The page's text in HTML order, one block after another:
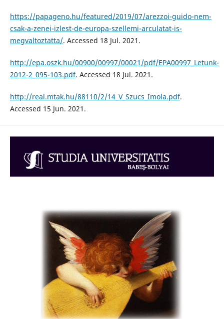
https://papageno.hu/featured/2019/07/arezzoi-guido-nem-
csak-a-zenei-izlest-de-europa-szellemi-arculatat-is-
megvaltoztatta/. Accessed 18 Jul. 2021.
http://epa.oszk.hu/00900/00997/00021/pdf/EPA00997_Letunk-
2012-2_095-103.pdf. Accessed 18 Jul. 2021.
http://real.mtak.hu/88110/2/14_V_Szucs_Imola.pdf.
Accessed 15 Jun. 2021.